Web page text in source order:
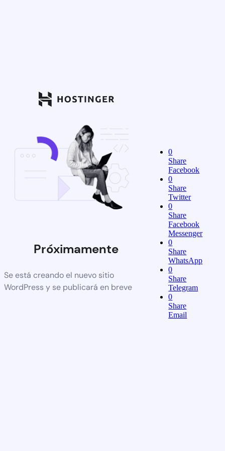
Próximamente
Se está creando el nuevo sitio
WordPress y se publicará en breve
0
Share
Facebook
0
Share
Twitter
0
Share
Facebook
Messenger
0
Share
WhatsApp
0
Share
Telegram
0
Share
Email